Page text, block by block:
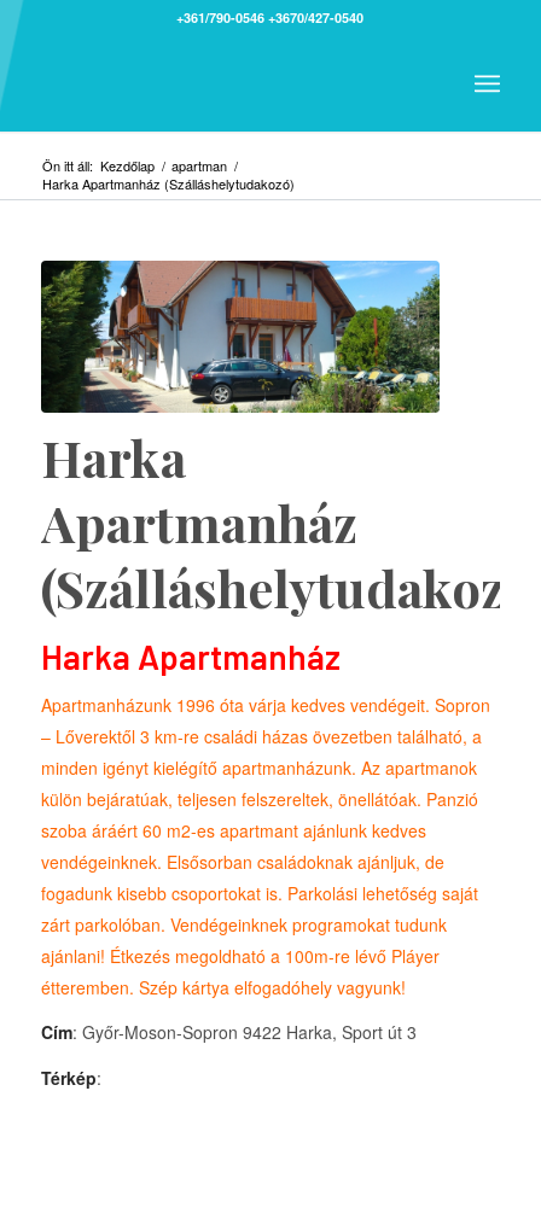
+361/790-0546 +3670/427-0540
Ön itt áll: Kezdőlap / apartman /
Harka Apartmanház (Szálláshelytudakozó)
Harka
Apartmanház
Harka Apartmanház
Apartmanházunk 1996 óta várja kedves vendégeit. Sopron
– Lőverektől 3 km-re családi házas övezetben található, a
minden igényt kielégítő apartmanházunk. Az apartmanok
külön bejáratúak, teljesen felszereltek, önellátóak. Panzió
szoba áráért 60 m2-es apartmant ajánlunk kedves
vendégeinknek. Elsősorban családoknak ajánljuk, de
fogadunk kisebb csoportokat is. Parkolási lehetőség saját
zárt parkolóban. Vendégeinknek programokat tudunk
ajánlani! Étkezés megoldható a 100m-re lévő Pláyer
étteremben. Szép kártya elfogadóhely vagyunk!
Cím: Győr-Moson-Sopron 9422 Harka, Sport út 3
Térkép: